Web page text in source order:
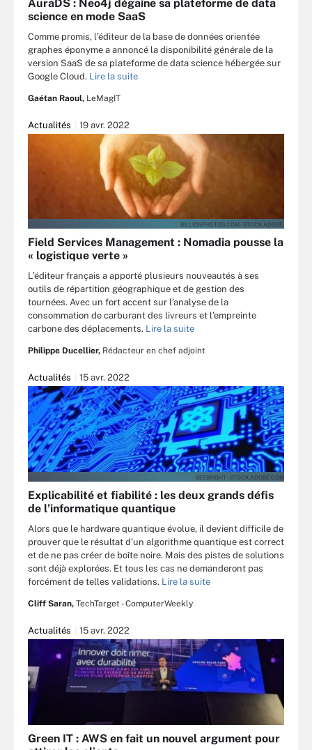
AuraDS : Neo4j dégaine sa plateforme de data
science en mode SaaS
Comme promis, l’éditeur de la base de données orientée
graphes éponyme a annoncé la disponibilité générale de la
version SaaS de sa plateforme de data science hébergée sur
Google Cloud. Lire la suite
Gaétan Raoul, LeMagIT
Actualités 19 avr. 2022
BILLIONPHOTOS.COM - STOCK.ADOBE.
Field Services Management : Nomadia pousse la
« logistique verte »
L’éditeur français a apporté plusieurs nouveautés à ses
outils de répartition géographique et de gestion des
tournées. Avec un fort accent sur l’analyse de la
consommation de carburant des livreurs et l’empreinte
carbone des déplacements. Lire la suite
Philippe Ducellier, Rédacteur en chef adjoint
Actualités 15 avr. 2022
BEEBRIGHT - STOCK.ADOBE.COM
Explicabilité et fiabilité : les deux grands défis
de l’informatique quantique
Alors que le hardware quantique évolue, il devient difficile de
prouver que le résultat d’un algorithme quantique est correct
et de ne pas créer de boîte noire. Mais des pistes de solutions
sont déjà explorées. Et tous les cas ne demanderont pas
forcément de telles validations. Lire la suite
Cliff Saran, TechTarget - ComputerWeekly
Actualités 15 avr. 2022
Green IT : AWS en fait un nouvel argument pour